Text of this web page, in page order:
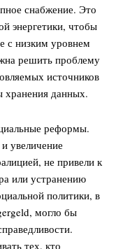
снабжение. Это
энергетики, чтобы
с низким уровнем
решить проблему
источников
хранения данных.
реформы.
увеличение
не привели к
или устранению
политики, в
могло бы
тех, кто